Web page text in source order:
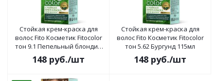
Стойкая крем-краска для
волос Fito Косметик Fitocolor
тон 9.1 Пепельный блондин
115мл
148 руб./шт
Стойкая крем-краска для
волос Fito Косметик Fitocolor
тон 5.62 Бургунд 115мл
148 руб./шт